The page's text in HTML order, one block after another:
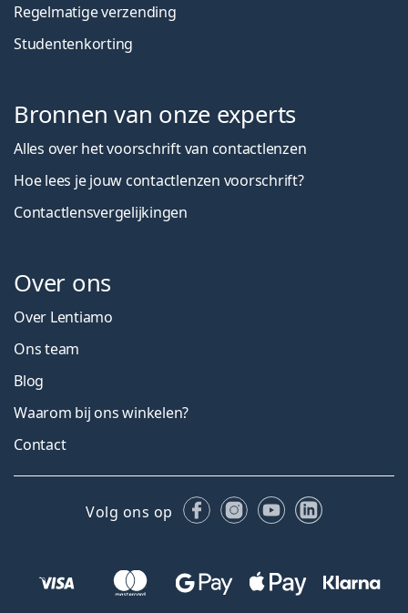
Regelmatige verzending
Studentenkorting
Bronnen van onze experts
Alles over het voorschrift van contactlenzen
Hoe lees je jouw contactlenzen voorschrift?
Contactlensvergelijkingen
Over ons
Over Lentiamo
Ons team
Blog
Waarom bij ons winkelen?
Contact
Volg ons op FacebookInstagram
YouTubeLinkedIn